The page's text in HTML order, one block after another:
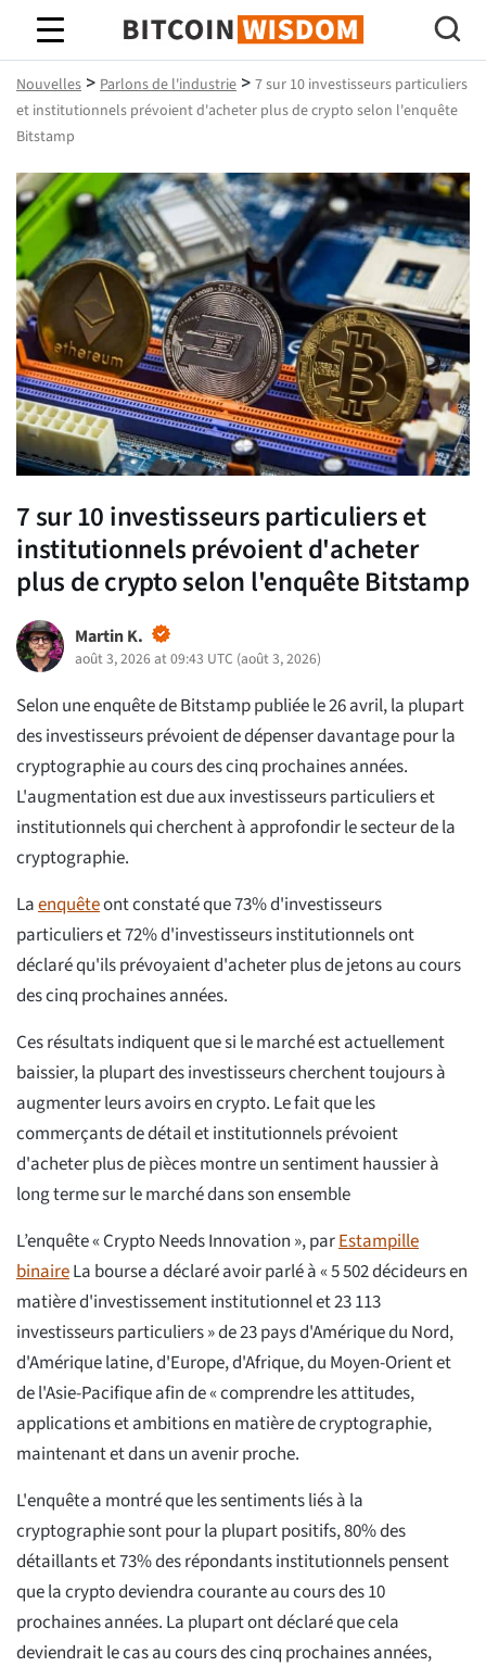
Bitcoin Sagesse
Nouvelles > Parlons de l'industrie > 7 sur 10 investisseurs particuliers
et institutionnels prévoient d'acheter plus de crypto selon l'enquête
Bitstamp
7 sur 10 investisseurs particuliers et
institutionnels prévoient d'acheter
plus de crypto selon l'enquête Bitstamp
Martin K.
août 3, 2026 at 09:43 UTC (août 3, 2026)
Selon une enquête de Bitstamp publiée le 26 avril, la plupart
des investisseurs prévoient de dépenser davantage pour la
cryptographie au cours des cinq prochaines années.
L'augmentation est due aux investisseurs particuliers et
institutionnels qui cherchent à approfondir le secteur de la
cryptographie.
Laenquêteont constaté que 73% d'investisseurs
particuliers et 72% d'investisseurs institutionnels ont
déclaré qu'ils prévoyaient d'acheter plus de jetons au cours
des cinq prochaines années.
Ces résultats indiquent que si le marché est actuellement
baissier, la plupart des investisseurs cherchent toujours à
augmenter leurs avoirs en crypto. Le fait que les
commerçants de détail et institutionnels prévoient
d'acheter plus de pièces montre un sentiment haussier à
long terme sur le marché dans son ensemble
L’enquête « Crypto Needs Innovation », parEstampille
binaireLa bourse a déclaré avoir parlé à « 5 502 décideurs en
matière d'investissement institutionnel et 23 113
investisseurs particuliers » de 23 pays d'Amérique du Nord,
d'Amérique latine, d'Europe, d'Afrique, du Moyen-Orient et
de l'Asie-Pacifique afin de « comprendre les attitudes,
applications et ambitions en matière de cryptographie,
maintenant et dans un avenir proche.
L'enquête a montré que les sentiments liés à la
cryptographie sont pour la plupart positifs, 80% des
détaillants et 73% des répondants institutionnels pensent
que la crypto deviendra courante au cours des 10
prochaines années. La plupart ont déclaré que cela
deviendrait le cas au cours des cinq prochaines années,